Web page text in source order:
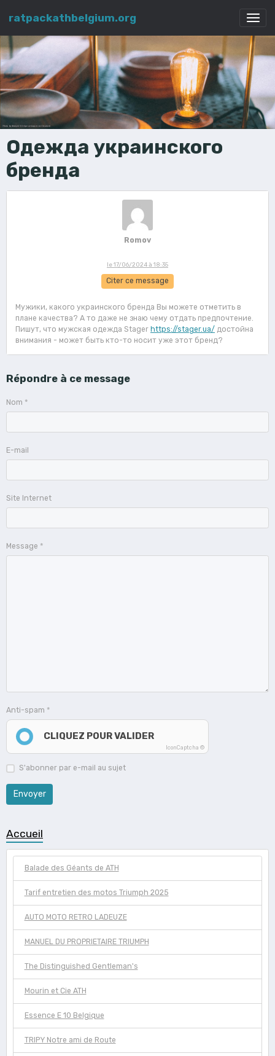
ratpackathbelgium.org
Одежда украинского
бренда
Romov
le 17/06/2024 à 18:35
Citer ce message
Мужики, какого украинского бренда Вы можете отметить в
плане качества? А то даже не знаю чему отдать предпочтение.
Пишут, что мужская одежда Stager https://stager.ua/ достойна
внимания - может быть кто-то носит уже этот бренд?
Répondre à ce message
Nom
E-mail
Site Internet
Message
Anti-spam
CLIQUEZ POUR VALIDER
IconCaptcha ©
S'abonner par e-mail au sujet
Envoyer
Accueil
Balade des Géants de ATH
Tarif entretien des motos Triumph 2025
AUTO MOTO RETRO LADEUZE
MANUEL DU PROPRIETAIRE TRIUMPH
The Distinguished Gentleman's
Mourin et Cie ATH
Essence E 10 Belgique
TRIPY Notre ami de Route